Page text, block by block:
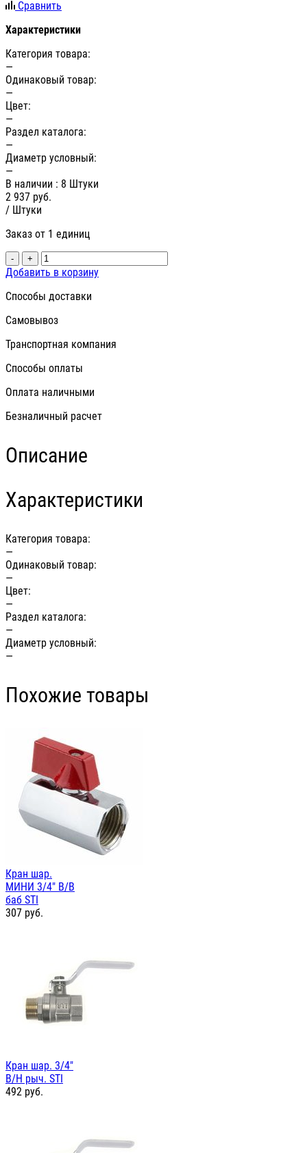
Сравнить
Характеристики
Категория товара:
—
Одинаковый товар:
—
Цвет:
—
Раздел каталога:
—
Диаметр условный:
—
В наличии : 8 Штуки
2 937 руб.
/ Штуки
Заказ от 1 единиц
- +
Добавить в корзину
Способы доставки
Самовывоз
Транспортная компания
Способы оплаты
Оплата наличными
Безналичный расчет
Описание
Характеристики
Категория товара:
—
Одинаковый товар:
—
Цвет:
—
Раздел каталога:
—
Диаметр условный:
—
Похожие товары
Кран шар.
МИНИ 3/4" В/В
баб STI
307 руб.
Кран шар. 3/4"
В/Н рыч. STI
492 руб.